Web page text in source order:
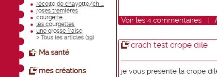
récolte de chayotte/ch ...
roses tremiéres
courgette
les courgettes
une grosse fraise
> Tous les articles (19)
Ma santé
mes créations
Voir les 4 commentaires |
crach test crope dile
je vous presente la crope